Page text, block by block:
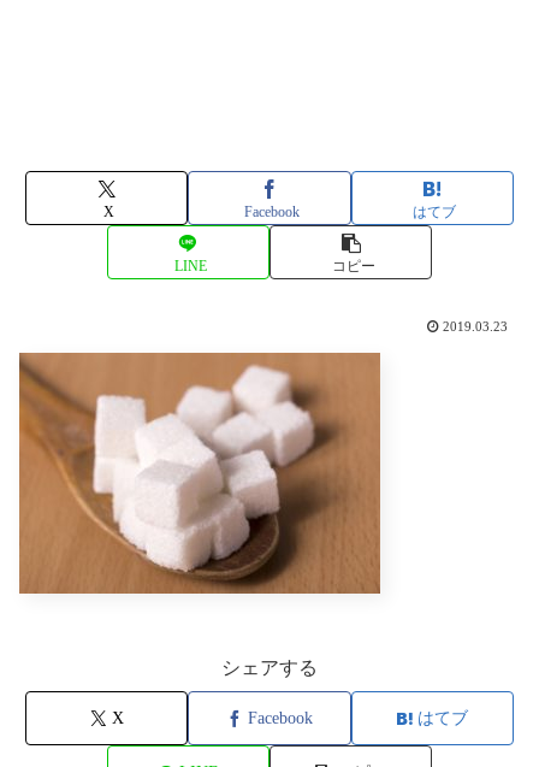
X Facebook はてブ
LINE コピー
2019.03.23
シェアする
X Facebook はてブ